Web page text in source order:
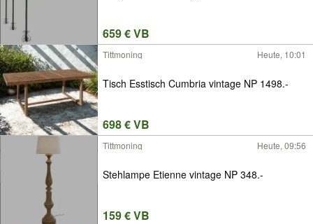
659 € VB
Tittmoning Heute, 10:01
Tisch Esstisch Cumbria vintage NP 1498.-
698 € VB
Tittmoning Heute, 09:56
Stehlampe Etienne vintage NP 348.-
159 € VB